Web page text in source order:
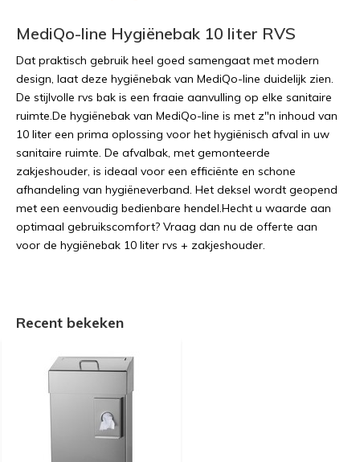
MediQo-line Hygiënebak 10 liter RVS
Dat praktisch gebruik heel goed samengaat met modern
design, laat deze hygiënebak van MediQo-line duidelijk zien.
De stijlvolle rvs bak is een fraaie aanvulling op elke sanitaire
ruimte.De hygiënebak van MediQo-line is met z"n inhoud van
10 liter een prima oplossing voor het hygiënisch afval in uw
sanitaire ruimte. De afvalbak, met gemonteerde
zakjeshouder, is ideaal voor een efficiënte en schone
afhandeling van hygiëneverband. Het deksel wordt geopend
met een eenvoudig bedienbare hendel.Hecht u waarde aan
optimaal gebruikscomfort? Vraag dan nu de offerte aan
voor de hygiënebak 10 liter rvs + zakjeshouder.
Recent bekeken